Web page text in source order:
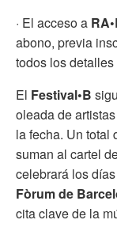
· El acceso a
abono, previa
todos los
El Festival•B
oleada de
la fecha. Un total
suman al cartel
celebrará los días
Fòrum de
cita clave de la